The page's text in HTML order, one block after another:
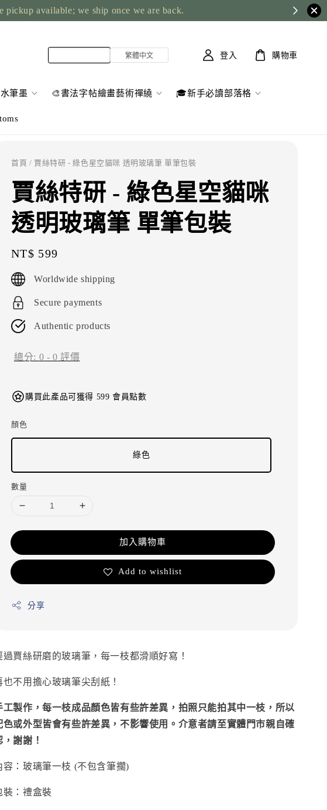
pickup available; we ship once we are back.
筆墨 🎨書法字帖繪畫藝術禪繞 🎓新手必讀部落格
登入 購物車
首頁 / 賈絲特研 - 綠色星空貓咪 透明玻璃筆 單筆包裝
賈絲特研 - 綠色星空貓咪
透明玻璃筆 單筆包裝
Regular
price
NT$ 599
Worldwide shipping
Secure payments
Authentic products
總分: 0 -0 評價
購買此產品可獲得 599 會員點數
顏色
綠色
數量
加入購物車
Add to wishlist
分享
過賈絲研磨的玻璃筆，每一枝都滑順好寫！
也不用擔心玻璃筆尖刮紙！
工製作，每一枝成品顏色皆有些許差異，拍照只能拍其中一枝，所以
色或外型皆會有些許差異，不影響使用。介意者請至實體門市親自確
，謝謝！
容：玻璃筆一枝 (不包含筆擱)
裝：禮盒裝